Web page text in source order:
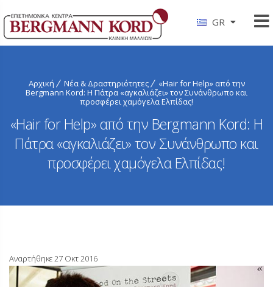
GR
Αρχική Νέα & Δραστηριότητες
«Hair for Help» από την
Bergmann Kord: Η Πάτρα «αγκαλιάζει» τον Συνάνθρωπο και
προσφέρει χαμόγελα Ελπίδας!
«Hair for Help» από την Bergmann Kord: Η
Πάτρα «αγκαλιάζει» τον Συνάνθρωπο και
προσφέρει χαμόγελα Ελπίδας!
Αναρτήθηκε 27 Οκτ 2016